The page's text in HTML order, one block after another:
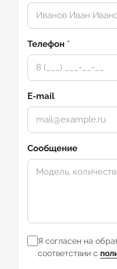
Телефон *
E-mail
Сообщение
Я согласен на
соответствии с